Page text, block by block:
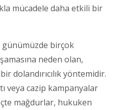
mücadele daha etkili bir
günümüzde birçok
neden olan,
dolandırıcılık yöntemidir.
veya cazip kampanyalar
mağdurlar, hukuken